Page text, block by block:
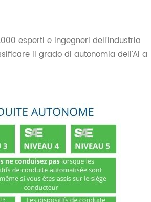
esperti e ingegneri dell’industria
il grado di autonomia dell’AI a